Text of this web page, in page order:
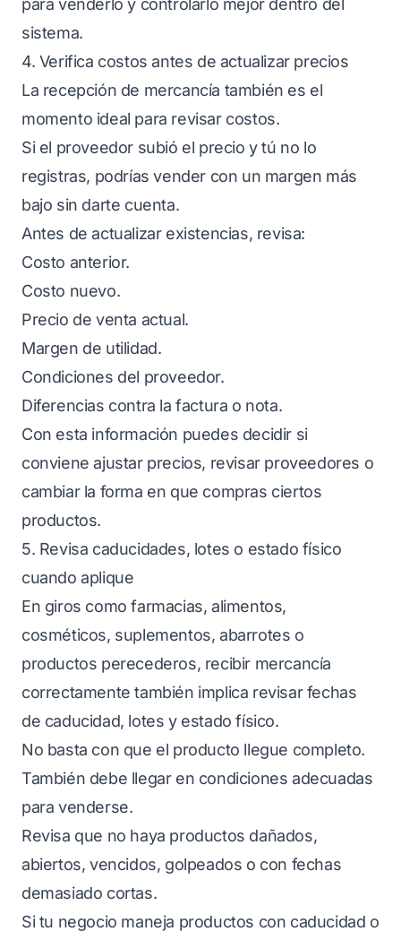
para venderlo y controlarlo mejor dentro del
sistema.
4. Verifica costos antes de actualizar precios
La recepción de mercancía también es el
momento ideal para revisar costos.
Si el proveedor subió el precio y tú no lo
registras, podrías vender con un margen más
bajo sin darte cuenta.
Antes de actualizar existencias, revisa:
Costo anterior.
Costo nuevo.
Precio de venta actual.
Margen de utilidad.
Condiciones del proveedor.
Diferencias contra la factura o nota.
Con esta información puedes decidir si
conviene ajustar precios, revisar proveedores o
cambiar la forma en que compras ciertos
productos.
5. Revisa caducidades, lotes o estado físico
cuando aplique
En giros como farmacias, alimentos,
cosméticos, suplementos, abarrotes o
productos perecederos, recibir mercancía
correctamente también implica revisar fechas
de caducidad, lotes y estado físico.
No basta con que el producto llegue completo.
También debe llegar en condiciones adecuadas
para venderse.
Revisa que no haya productos dañados,
abiertos, vencidos, golpeados o con fechas
demasiado cortas.
Si tu negocio maneja productos con caducidad o